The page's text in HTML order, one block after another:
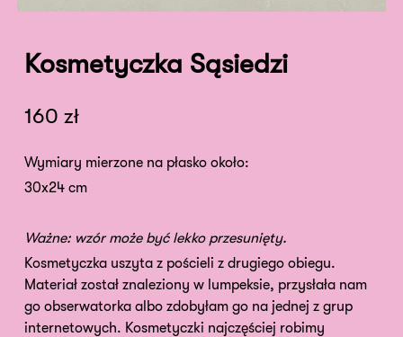
Kosmetyczka Sąsiedzi
160 zł
Wymiary mierzone na płasko około:
30x24 cm
Ważne: wzór może być lekko przesunięty.
Kosmetyczka uszyta z pościeli z drugiego obiegu.
Materiał został znaleziony w lumpeksie, przysłała nam
go obserwatorka albo zdobyłam go na jednej z grup
internetowych. Kosmetyczki najczęściej robimy